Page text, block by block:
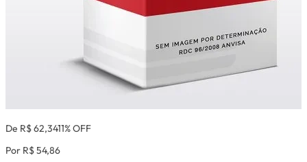
De R$ 62,3411% OFF
Por R$ 54,86